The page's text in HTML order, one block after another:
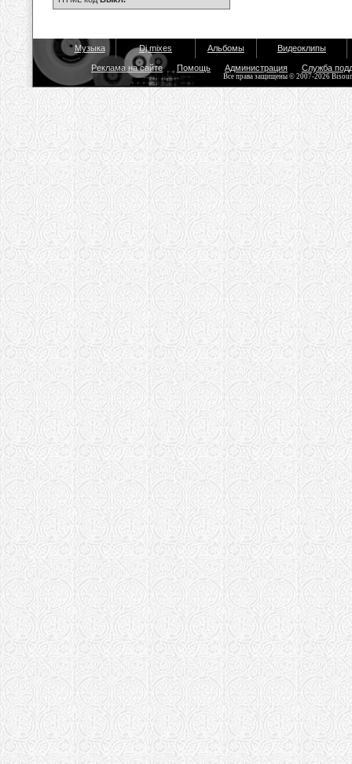
Музыка Dj mixes Альбомы Видеоклипы
Реклама на сайте Помощь Администрация Служба
Все права защищены © 2007-2026